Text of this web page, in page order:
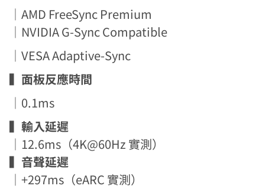
｜AMD FreeSync Premium
｜NVIDIA G-Sync Compatible
｜VESA Adaptive-Sync
▍ 面板反應時間
｜0.1ms
▍輸入延遲
｜12.6ms（4K@60Hz 實測）
▍ 音聲延遲
｜+297ms（eARC 實測）